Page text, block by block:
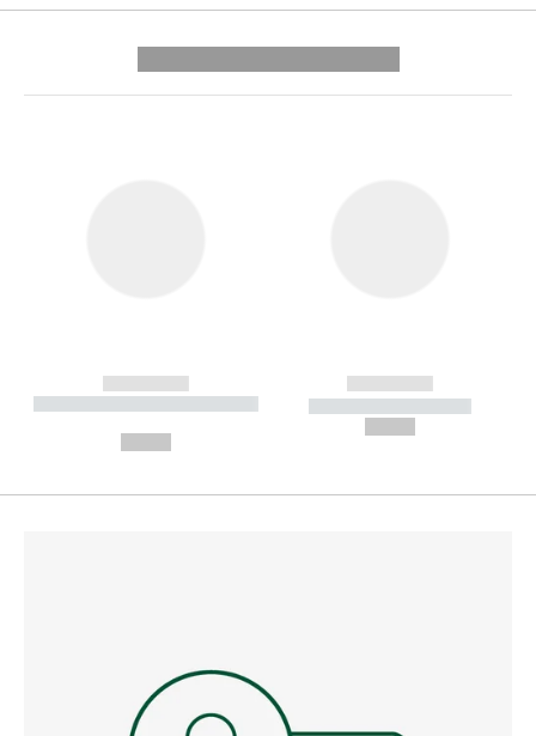
------------
----------- ----------- --------
------------
----------- -----------